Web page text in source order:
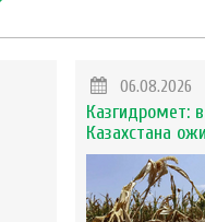
06.08.2026
Казгидромет:
Казахстана